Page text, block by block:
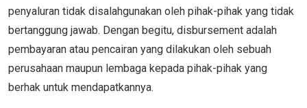
penyaluran tidak disalahgunakan oleh pihak-pihak yang tidak
bertanggung jawab. Dengan begitu, disbursement adalah
pembayaran atau pencairan yang dilakukan oleh sebuah
perusahaan maupun lembaga kepada pihak-pihak yang
berhak untuk mendapatkannya.